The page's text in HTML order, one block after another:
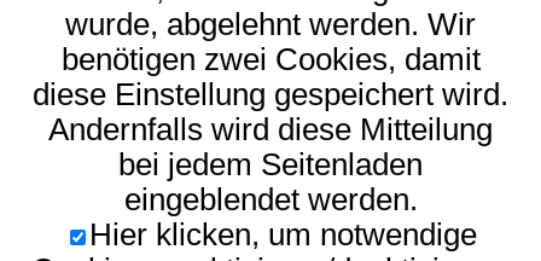
wurde, abgelehnt werden. Wir
benötigen zwei Cookies, damit
diese Einstellung gespeichert wird.
Andernfalls wird diese Mitteilung
bei jedem Seitenladen
eingeblendet werden.
Hier klicken, um notwendige